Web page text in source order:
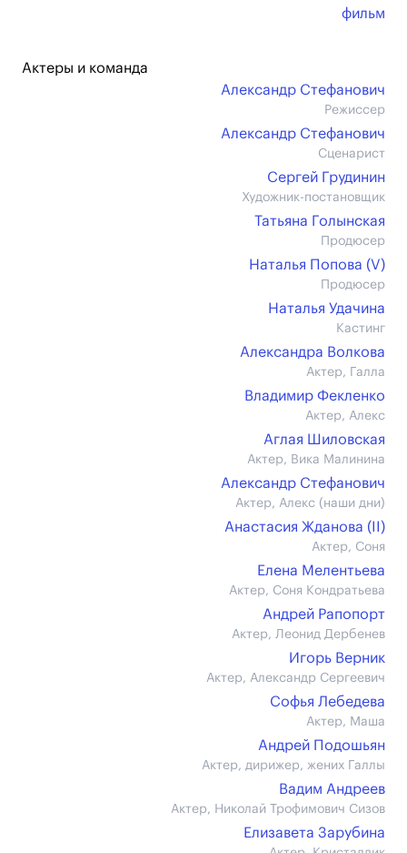
фильм
Актеры и команда
Александр Стефанович
Режиссер
Александр Стефанович
Сценарист
Сергей Грудинин
Художник-постановщик
Татьяна Голынская
Продюсер
Наталья Попова (V)
Продюсер
Наталья Удачина
Кастинг
Александра Волкова
Актер, Галла
Владимир Фекленко
Актер, Алекс
Аглая Шиловская
Актер, Вика Малинина
Александр Стефанович
Актер, Алекс (наши дни)
Анастасия Жданова (II)
Актер, Соня
Елена Мелентьева
Актер, Соня Кондратьева
Андрей Рапопорт
Актер, Леонид Дербенев
Игорь Верник
Актер, Александр Сергеевич
Софья Лебедева
Актер, Маша
Андрей Подошьян
Актер, дирижер, жених Галлы
Вадим Андреев
Актер, Николай Трофимович Сизов
Елизавета Зарубина